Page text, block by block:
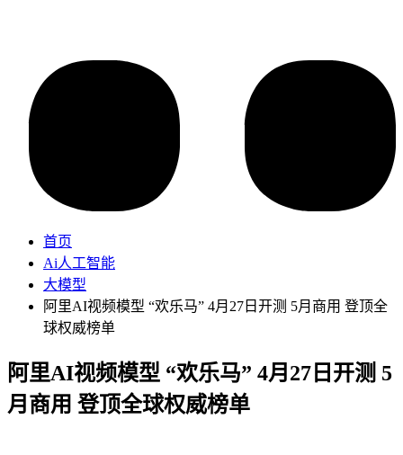
首页
Ai人工智能
大模型
阿里AI视频模型 “欢乐马” 4月27日开测 5月商用 登顶全
球权威榜单
阿里AI视频模型 “欢乐马” 4月27日开测 5
月商用 登顶全球权威榜单